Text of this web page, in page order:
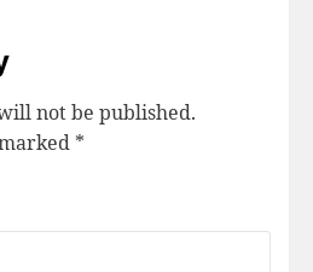
not be published.
*